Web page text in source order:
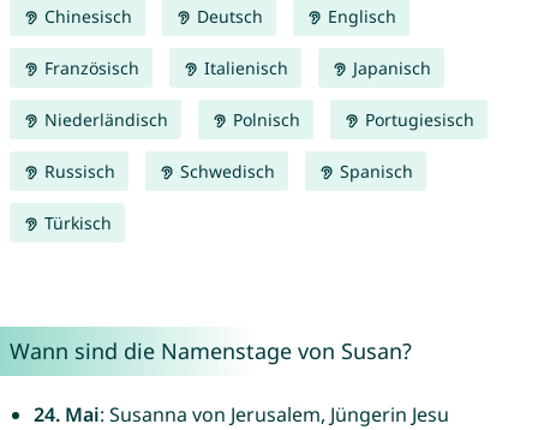
Chinesisch Deutsch Englisch
Französisch Italienisch Japanisch
Niederländisch Polnisch Portugiesisch
Russisch Schwedisch Spanisch
Türkisch
Wann sind die Namenstage von Susan?
24. Mai: Susanna von Jerusalem, Jüngerin Jesu